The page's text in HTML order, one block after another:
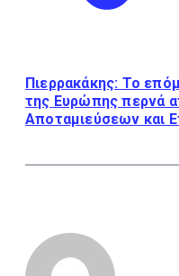
Πιερρακάκης: Το
της Ευρώπης περνά
Αποταμιεύσεων και